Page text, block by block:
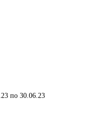
по 30.06.23